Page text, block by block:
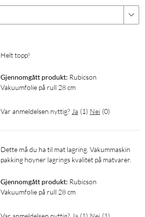
Helt topp!
Gjennomgått produkt: Rubicson
Vakuumfolie på rull 28 cm
Var anmeldelsen nyttig? Ja (1) Nei (0)
Dette må du ha til mat lagring. Vakummaskin
pakking høyner lagrings kvalitet på matvarer.
Gjennomgått produkt: Rubicson
Vakuumfolie på rull 28 cm